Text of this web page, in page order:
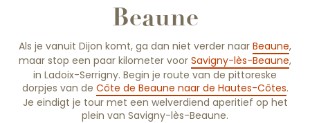
Beaune
Als je vanuit Dijon komt, ga dan niet verder naar Beaune,
maar stop een paar kilometer voor Savigny-lès-Beaune,
in Ladoix-Serrigny. Begin je route van de pittoreske
dorpjes van de Côte de Beaune naar de Hautes-Côtes.
Je eindigt je tour met een welverdiend aperitief op het
plein van Savigny-lès-Beaune.